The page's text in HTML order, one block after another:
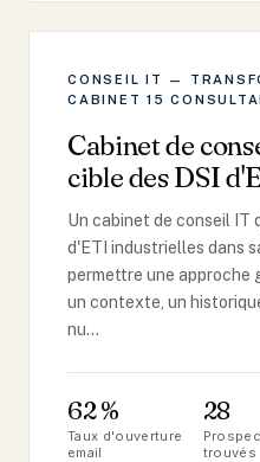
CONSEIL IT —
CABINET 15
Cabinet de
cible des DSI
Un cabinet de conseil IT
d'ETI industrielles dans
permettre une approche
un contexte, un
nu…
62 %
Taux d'ouverture
email
28
trouvés